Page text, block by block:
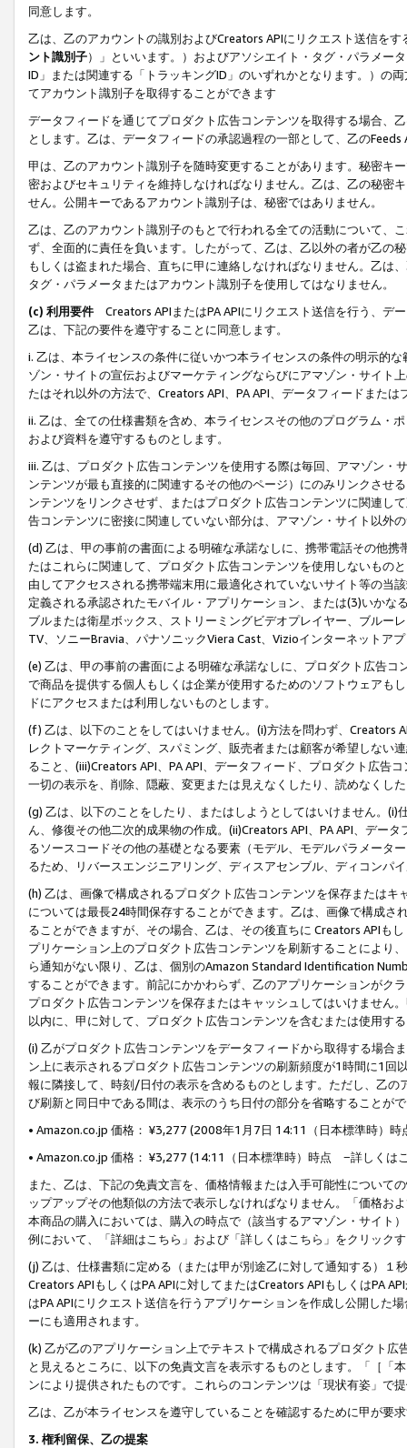
同意します。
乙は、乙のアカウントの識別およびCreators APIにリクエスト送信を
ント識別子）」といいます。）およびアソシエイト・タグ・パラメー
ID」または関連する「トラッキングID」のいずれかとなります。）の
てアカウント識別子を取得することができます
データフィードを通じてプロダクト広告コンテンツを取得する場合、
とします。乙は、データフィードの承認過程の一部として、乙の
甲は、乙のアカウント識別子を随時変更することがあります。秘密キ
密およびセキュリティを維持しなければなりません。乙は、乙の秘密
せん。公開キーであるアカウント識別子は、秘密ではありません。
乙は、乙のアカウント識別子のもとで行われる全ての活動について、
ず、全面的に責任を負います。したがって、乙は、乙以外の者が乙の
もしくは盗まれた場合、直ちに甲に連絡しなければなりません。乙は
タグ・パラメータまたはアカウント識別子を使用してはなりません。
(c) 利用要件 Creators APIまたはPA APIにリクエスト送信を行う、デ
乙は、下記の要件を遵守することに同意します。
i. 乙は、本ライセンスの条件に従いかつ本ライセンスの条件の明示的
ゾン・サイトの宣伝およびマーケティングならびにアマゾン・サイト
たはそれ以外の方法で、Creators API、PA API、データフィードまた
ii. 乙は、全ての仕様書類を含め、本ライセンスその他のプログラム・
および資料を遵守するものとします。
iii. 乙は、プロダクト広告コンテンツを使用する際は毎回、アマゾン
ンテンツが最も直接的に関連するその他のページ）にのみリンクさせ
ンテンツをリンクさせず、またはプロダクト広告コンテンツに関連し
告コンテンツに密接に関連していない部分は、アマゾン・サイト以外
(d) 乙は、甲の事前の書面による明確な承諾なしに、携帯電話その他
たはこれらに関連して、プロダクト広告コンテンツを使用しないもの
由してアクセスされる携帯端末用に最適化されていないサイト等の当
定義される承認されたモバイル・アプリケーション、または(3)いか
ブルまたは衛星ボックス、ストリーミングビデオプレイヤー、ブルー
TV、ソニーBravia、パナソニックViera Cast、Vizioインターネットア
(e) 乙は、甲の事前の書面による明確な承諾なしに、プロダクト広告
で商品を提供する個人もしくは企業が使用するためのソフトウェアも
ドにアクセスまたは利用しないものとします。
(f) 乙は、以下のことをしてはいけません。(i)方法を問わず、Creators
レクトマーケティング、スパミング、販売者または顧客が希望しない
ること、(iii)Creators API、PA API、データフィード、プロダクト広告
一切の表示を、削除、隠蔽、変更または見えなくしたり、読めなくし
(g) 乙は、以下のことをしたり、またはしようとしてはいけません。
ん、修復その他二次的成果物の作成。(ii)Creators API、PA API、デー
るソースコードその他の基礎となる要素（モデル、モデルパラメータ
るため、リバースエンジニアリング、ディスアセンブル、ディコンパ
(h) 乙は、画像で構成されるプロダクト広告コンテンツを保存または
については最長24時間保存することができます。乙は、画像で構成
ることができますが、その場合、乙は、その後直ちに Creators APIも
プリケーション上のプロダクト広告コンテンツを刷新することにより
ら通知がない限り、乙は、個別のAmazon Standard Identification
することができます。前記にかかわらず、乙のアプリケーションがク
プロダクト広告コンテンツを保存またはキャッシュしてはいけません
以内に、甲に対して、プロダクト広告コンテンツを含むまたは使用す
(i) 乙がプロダクト広告コンテンツをデータフィードから取得する場合
ン上に表示されるプロダクト広告コンテンツの刷新頻度が1時間に1
報に隣接して、時刻/日付の表示を含めるものとします。ただし、乙
び刷新と同日中である間は、表示のうち日付の部分を省略することが
• Amazon.co.jp 価格： ¥3,277 (2008年1月7日 14:11（日本標準時）
• Amazon.co.jp 価格： ¥3,277 (14:11（日本標準時）時点 −詳しくは
また、乙は、下記の免責文言を、価格情報または入手可能性について
ップアップその他類似の方法で表示しなければなりません。「価格
本商品の購入においては、購入の時点で（該当するアマゾン・サイト
例において、「詳細はこちら」および「詳しくはこちら」をクリック
(j) 乙は、仕様書類に定める（または甲が別途乙に対して通知する）
Creators APIもしくはPA APIに対してまたはCreators APIもしくはPA
はPA APIにリクエスト送信を行うアプリケーションを作成し公開した
ーにも適用されます。
(k) 乙が乙のアプリケーション上でテキストで構成されるプロダクト
と見えるところに、以下の免責文言を表示するものとします。「［「
ンにより提供されたものです。これらのコンテンツは「現状有姿」で
乙は、乙が本ライセンスを遵守していることを確認するために甲が要
3. 権利留保、乙の提案